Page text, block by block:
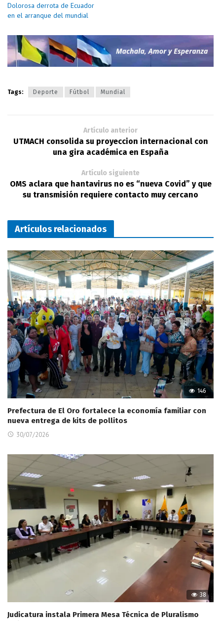
Dolorosa derrota de Ecuador
en el arranque del mundial
Tags: Deporte Fútbol Mundial
Artículo anterior
UTMACH consolida su proyeccion internacional con
una gira académica en España
Artículo siguiente
OMS aclara que hantavirus no es “nueva Covid” y que
su transmisión requiere contacto muy cercano
Artículos relacionados
146
Prefectura de El Oro fortalece la economía familiar con
nueva entrega de kits de pollitos
30/07/2026
38
Judicatura instala Primera Mesa Técnica de Pluralismo